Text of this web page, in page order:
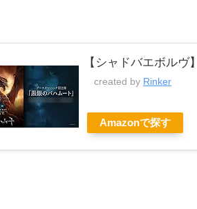
【シャドバエボルヴ
created by Rinker
Amazonで探す